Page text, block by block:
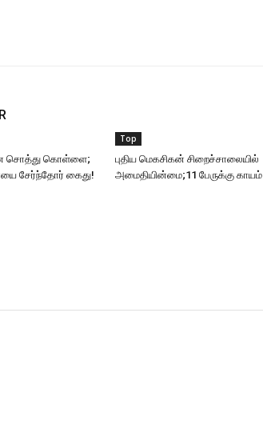
சொத்து கொள்ளை;
சேர்ந்தோர் கைது!
Top
புதிய மெகசிகன் சிறைச்சாலையில்
அமைதியின்மை;11 பேருக்கு காயம்